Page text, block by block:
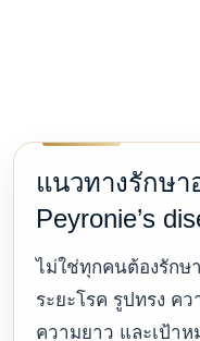
แนวทางรักษา
Peyronie’s
ไม่ใช่ทุกคนต้องรักษ
ระยะโรค รูปทรง ค
ความยาว และเป้า